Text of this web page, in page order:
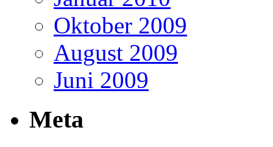
Oktober 2009
August 2009
Juni 2009
Meta